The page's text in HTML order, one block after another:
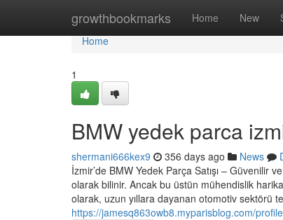
growthbookmarks Home New
Home
Home
1
BMW yedek parca
shermani666kex9 356 days ago News
İzmir’de BMW Yedek Parça Satışı – Güvenilir
olarak bilinir. Ancak bu üstün mühendislik
olarak, uzun yıllara dayanan otomotiv sektörü
https://jamesq863owb8.myparisblog.com/profile